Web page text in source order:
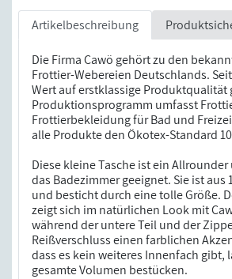
Artikelbeschreibung
Die Firma Cawö gehört zu den
Frottier-Webereien Deutschlands.
Wert auf erstklassige Produktqualität
Produktionsprogramm umfasst
Frottierbekleidung für Bad und
alle Produkte den Ökotex-Standard
Diese kleine Tasche ist ein
das Badezimmer geeignet. Sie ist aus
und besticht durch eine tolle Größe.
zeigt sich im natürlichen Look mit
während der untere Teil und der
Reißverschluss einen farblichen
dass es kein weiteres Innenfach gibt,
gesamte Volumen bestücken.